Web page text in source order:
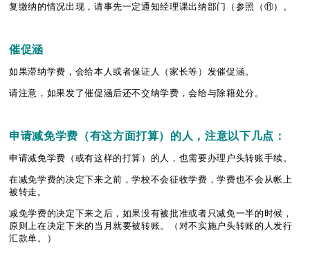
复缴纳的情况出现，请事先一定通知经理课出纳部门（参照（⑪）。
催促涵
如果滞纳学费，会给本人或者保证人（家长等）发催促涵。
请注意，如果发了催促涵后还不交纳学费，会给与除籍处分。
申请减免学费 （有这方面打算）的人，注意以下几点：
申请减免学费（或有这样的打算）的人，也需要办理户头转账手续。
在减免学费的决定下来之前，学校不会征收学费，学费也不会从帐上
被转走。
减免学费的决定下来之后，如果没有被批准或者只减免一半的时候，
原则上在决定下来的当月就要被转账。（对不实施户头转账的人发行
汇款单。）